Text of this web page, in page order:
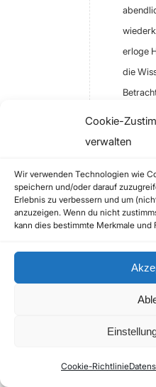
Cookie-
verwalten
Wir verwenden Technologien wie
speichern und/oder darauf
Erlebnis zu verbessern und um
anzuzeigen. Wenn du nicht
kann dies bestimmte Merkmale
Cookie-Richtlinie
erloge
die
Zum
16.
einmal.
das
Die